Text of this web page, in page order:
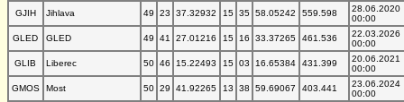
GJIH
Jihlava 49 23 37.32932 15 35 58.05242 559.598
28.06.2020
00:00
GLED
GLED 49 41 27.01216 15 16 33.37265 461.536
22.03.2026
00:00
GLIB
Liberec 50 46 15.22493 15 03 16.65384 431.399
20.06.2021
00:00
GMOS
Most 50 29 41.92265 13 38 59.69067 403.441
23.06.2024
00:00